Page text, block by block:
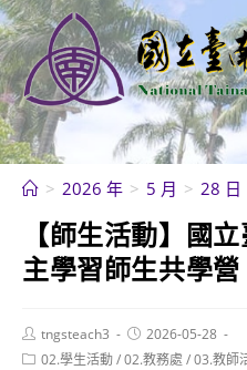
跳
轉
至
主
要
內
> 2026 年 > 5 月 > 28 日
【師生活動】國
主學習師生共學營
Post
author:
tngsteach3
Post
published:
2026-05-28
Post02.學生活動/02.教務處 /03.教師